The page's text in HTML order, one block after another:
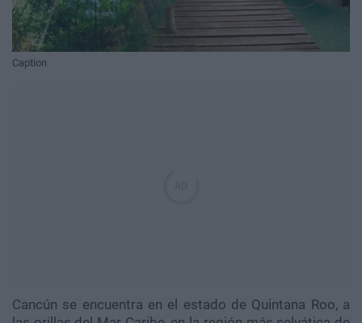
Caption
Cancún se encuentra en el estado de Quintana Roo, a